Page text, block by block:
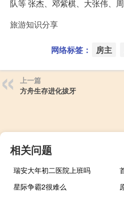
队等 张杰、邓紫棋、大张伟、
旅游知识分享
网络标签： 房主
上一篇
方舟生存进化拔牙
相关问题
瑞安大年初二医院上班吗
星际争霸2很难么